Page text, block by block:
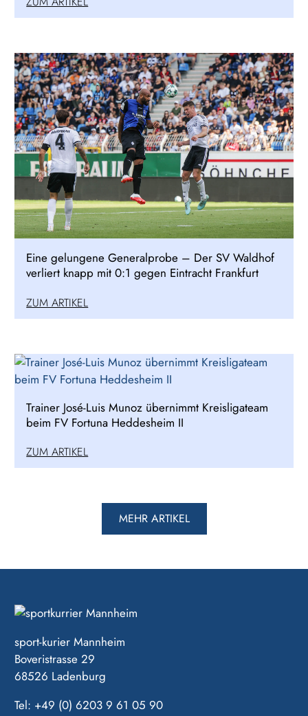
Eine gelungene Generalprobe – Der SV Waldhof
verliert knapp mit 0:1 gegen Eintracht Frankfurt
ZUM ARTIKEL
Trainer José-Luis Munoz übernimmt Kreisligateam
beim FV Fortuna Heddesheim II
ZUM ARTIKEL
MEHR ARTIKEL
sport-kurier Mannheim
Boveristrasse 29
68526 Ladenburg
Tel: +49 (0) 6203 9 61 05 90